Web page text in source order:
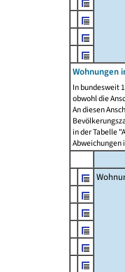
Wohnungen
In bundesweit
obwohl die
An diesen
in der Tabelle
Abweichungen